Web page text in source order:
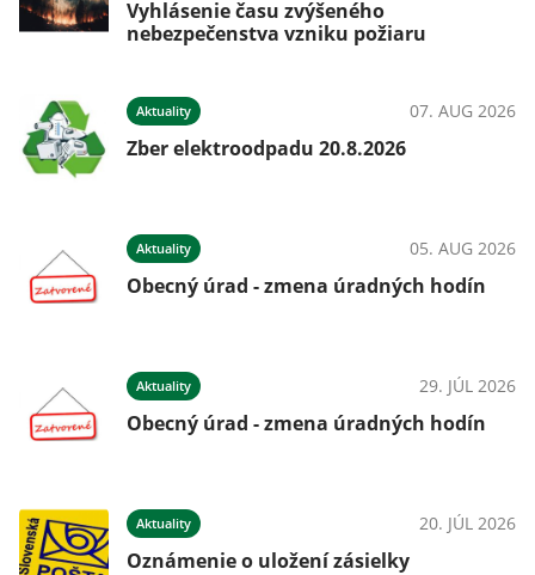
Vyhlásenie času zvýšeného
nebezpečenstva vzniku požiaru
Aktuality 07. AUG 2026
Zber elektroodpadu 20.8.2026
Aktuality 05. AUG 2026
Obecný úrad - zmena úradných hodín
Aktuality 29. JÚL 2026
Obecný úrad - zmena úradných hodín
Aktuality 20. JÚL 2026
Oznámenie o uložení zásielky